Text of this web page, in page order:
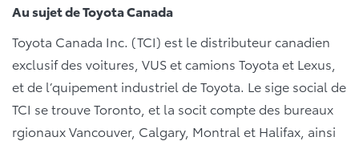
Au sujet de Toyota Canada
Toyota Canada Inc. (TCI) est le distributeur canadien
exclusif des voitures, VUS et camions Toyota et Lexus,
et de l’quipement industriel de Toyota. Le sige social de
TCI se trouve Toronto, et la socit compte des bureaux
rgionaux Vancouver, Calgary, Montral et Halifax, ainsi